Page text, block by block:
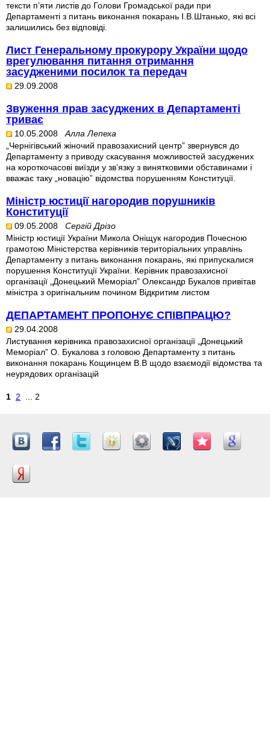
тексти п’яти листів до Голови Громадської ради при
Департаменті з питань виконання покарань І.В.Штанько, які всі
залишились без відповіді.
Лист Генеральному прокурору України щодо
врегулювання питання отримання
засудженими посилок та передач
29.09.2008
Звуження прав засуджених в Департаменті
триває
10.05.2008 Алла Лепеха
„Чернігівський жіночий правозахисний центр” звернувся до
Департаменту з приводу скасування можливостей засуджених
на короткочасові виїзди у зв’язку з винятковими обставинами і
вважає таку „новацію” відомства порушенням Конституції.
Міністр юстиції нагородив порушників
Конституції
09.05.2008 Сергій Дрізо
Міністр юстиції України Микола Оніщук нагородив Почесною
грамотою Міністерства керівників територіальних управлінь
Департаменту з питань виконання покарань, які припускалися
порушення Конституції України. Керівник правозахисної
організації „Донецький Меморіал” Олександр Букалов привітав
міністра з оригінальним почином Відкритим листом
ДЕПАРТАМЕНТ ПРОПОНУЄ СПІВПРАЦЮ?
29.04.2008
Листування керівника правозахисної організації „Донецький
Меморіал” О. Букалова з головою Департаменту з питань
виконання покарань Кощинцем В.В щодо взаємодії відомства та
неурядових організацій
1 2 ... 2